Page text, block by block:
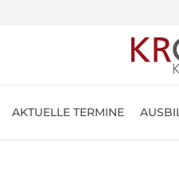
AKTUELLE TERMINE